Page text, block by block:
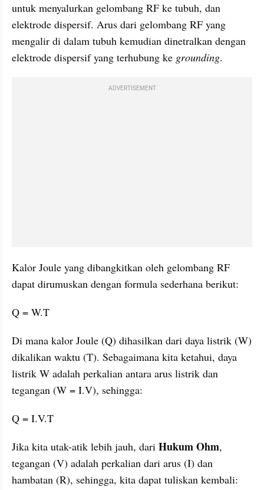
untuk menyalurkan gelombang RF ke tubuh, dan
elektrode dispersif. Arus dari gelombang RF yang
mengalir di dalam tubuh kemudian dinetralkan dengan
elektrode dispersif yang terhubung ke grounding.
ADVERTISEMENT
Kalor Joule yang dibangkitkan oleh gelombang RF
dapat dirumuskan dengan formula sederhana berikut:
Q = W.T
Di mana kalor Joule (Q) dihasilkan dari daya listrik (W)
dikalikan waktu (T). Sebagaimana kita ketahui, daya
listrik W adalah perkalian antara arus listrik dan
tegangan (W = I.V), sehingga:
Q = I.V.T
Jika kita utak-atik lebih jauh, dari Hukum Ohm,
tegangan (V) adalah perkalian dari arus (I) dan
hambatan (R), sehingga, kita dapat tuliskan kembali: